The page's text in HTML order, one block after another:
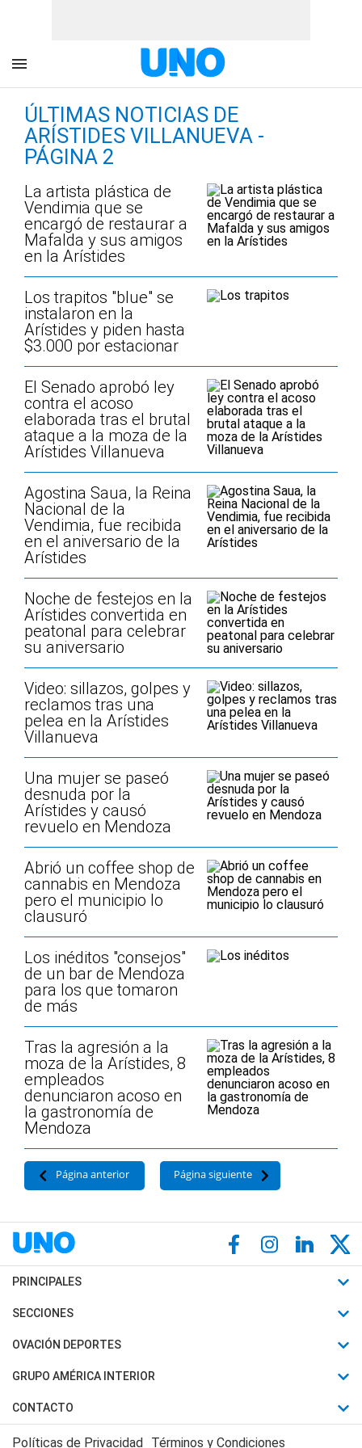
ÚLTIMAS NOTICIAS DE
ARÍSTIDES VILLANUEVA -
PÁGINA 2
La artista plástica de
Vendimia que se
encargó de restaurar a
Mafalda y sus amigos
en la Arístides
Los trapitos "blue" se
instalaron en la
Arístides y piden hasta
$3.000 por estacionar
El Senado aprobó ley
contra el acoso
elaborada tras el brutal
ataque a la moza de la
Arístides Villanueva
Agostina Saua, la Reina
Nacional de la
Vendimia, fue recibida
en el aniversario de la
Arístides
Noche de festejos en la
Arístides convertida en
peatonal para celebrar
su aniversario
Video: sillazos, golpes y
reclamos tras una
pelea en la Arístides
Villanueva
Una mujer se paseó
desnuda por la
Arístides y causó
revuelo en Mendoza
Abrió un coffee shop de
cannabis en Mendoza
pero el municipio lo
clausuró
Los inéditos "consejos"
de un bar de Mendoza
para los que tomaron
de más
Tras la agresión a la
moza de la Arístides, 8
empleados
denunciaron acoso en
la gastronomía de
Mendoza
Página anterior Página siguiente
PRINCIPALES
Últimas Noticias
Política
Judiciales
Economia
SECCIONES
Horóscopo
Motores
Trucos caseros
OVACIÓN DEPORTES
Fútbol
Mundial
Automovilismo
GRUPO AMÉRICA INTERIOR
Canal 7 en Vivo
CONTACTO
Acerca de Nosotros
Políticas de Privacidad Términos y Condiciones